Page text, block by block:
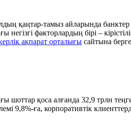
қаңтар-тамыз айларында банктер
факторлардың бірі –
ақпарат орталығы сайтына
шоттар қоса алғанда 32,9 трлн
9,8%-ға, корпоративтік